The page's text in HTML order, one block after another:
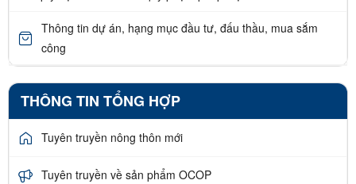
Thông tin dự án, hạng mục đầu tư, đấu thầu, mua sắm
công
THÔNG TIN TỔNG HỢP
Tuyên truyền nông thôn mới
Tuyên truyền về sản phẩm OCOP